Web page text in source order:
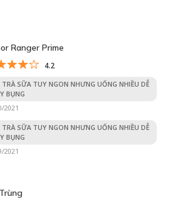
Ranger Prime
4.2
TRÀ SỮA TUY NGON NHƯNG UỐNG NHIỀU DỄ
BỤNG
2021
TRÀ SỮA TUY NGON NHƯNG UỐNG NHIỀU DỄ
BỤNG
2021